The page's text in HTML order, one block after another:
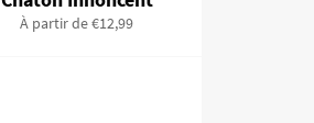
À partir de €12,99